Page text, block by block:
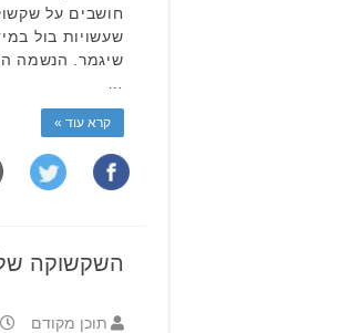
חושבים על
שעשויות בול
שיגמר. הנשמה
קרא עוד »
השקשוקה של
תוכן מקודם